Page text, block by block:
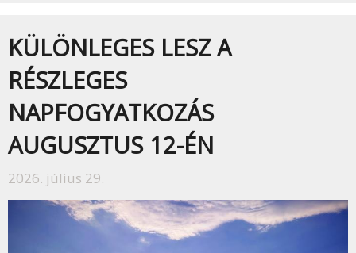
KÜLÖNLEGES LESZ A
RÉSZLEGES
NAPFOGYATKOZÁS
AUGUSZTUS 12-ÉN
2026. július 29.